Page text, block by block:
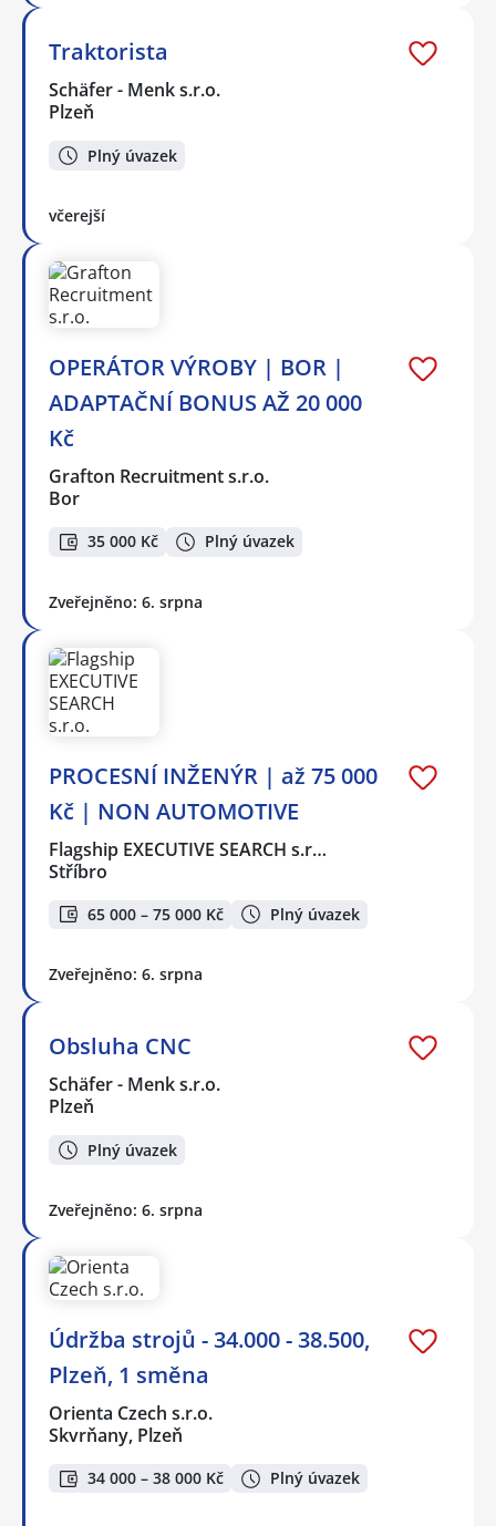
Traktorista
Schäfer - Menk s.r.o.
Plzeň
Plný úvazek
včerejší
OPERÁTOR VÝROBY | BOR |
ADAPTAČNÍ BONUS AŽ 20 000
Kč
Grafton Recruitment s.r.o.
Bor
35 000 Kč Plný úvazek
Zveřejněno: 6. srpna
PROCESNÍ INŽENÝR | až 75 000
Kč | NON AUTOMOTIVE
Flagship EXECUTIVE SEARCH s.r…
Stříbro
65 000 – 75 000 Kč Plný úvazek
Zveřejněno: 6. srpna
Obsluha CNC
Schäfer - Menk s.r.o.
Plzeň
Plný úvazek
Zveřejněno: 6. srpna
Údržba strojů - 34.000 - 38.500,
Plzeň, 1 směna
Orienta Czech s.r.o.
Skvrňany, Plzeň
34 000 – 38 000 Kč Plný úvazek